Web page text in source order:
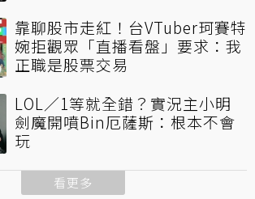
靠聊股市走紅！台VTuber珂賽特
婉拒觀眾「直播看盤」要求：我
正職是股票交易
LOL／1等就全錯？實況主小明
劍魔開噴Bin厄薩斯：根本不會
玩
看更多